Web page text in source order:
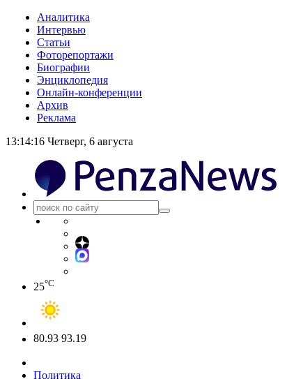
Аналитика
Интервью
Статьи
Фоторепортажи
Биографии
Энциклопедия
Онлайн-конференции
Архив
Реклама
13:14:16 Четверг, 6 августа
25°C
80.93 93.19
Политика